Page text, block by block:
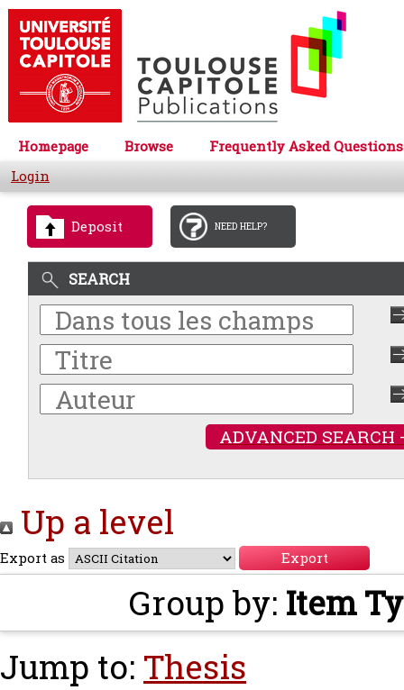
Homepage Browse
Frequently Asked Questions
Login
Deposit NEED HELP?
SEARCH
ADVANCED SEARCH
Up a level
Export as
Group by: Item
Jump to: Thesis